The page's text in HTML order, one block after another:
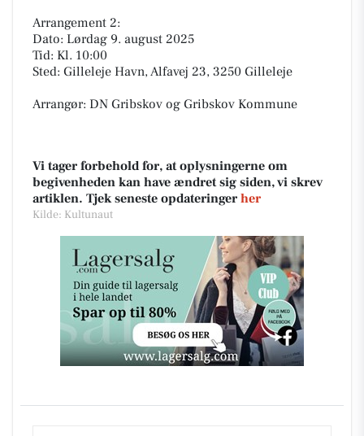
Arrangement 2:
Dato: Lørdag 9. august 2025
Tid: Kl. 10:00
Sted: Gilleleje Havn, Alfavej 23, 3250 Gilleleje
Arrangør: DN Gribskov og Gribskov Kommune
Vi tager forbehold for, at oplysningerne om
begivenheden kan have ændret sig siden, vi skrev
artiklen. Tjek seneste opdateringer her
Kilde: Kultunaut